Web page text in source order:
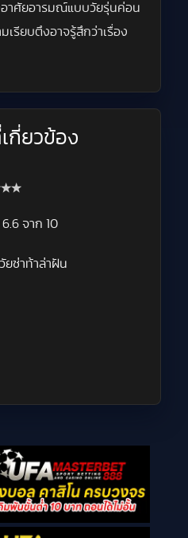
อาศัยอารมณ์แบบวัยรุ่นค่อน
เรียบตึงอาจรู้สึกว่าเรื่อง
กี่ยวข้อง
6.6 จาก 10
ยซ่าท้าล่าฝัน